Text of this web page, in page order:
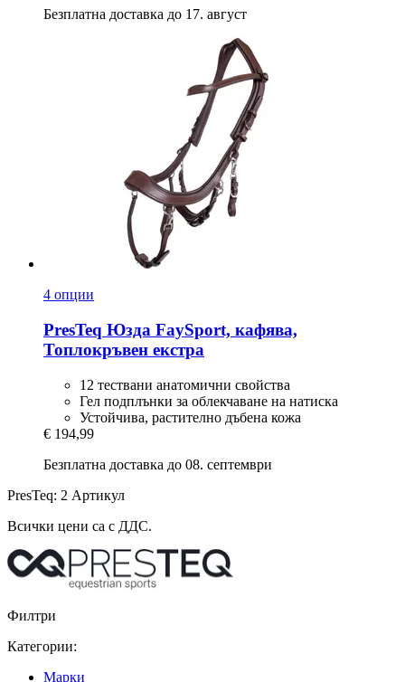
Безплатна доставка до 17. август
4 опции
PresTeq Юзда FaySport, кафява,
Топлокръвен екстра
12 тествани анатомични свойства
Гел подплънки за облекчаване на натиска
Устойчива, растително дъбена кожа
€ 194,99
Безплатна доставка до 08. септември
PresTeq: 2 Артикул
Всички цени са с ДДС.
Филтри
Категории:
Марки